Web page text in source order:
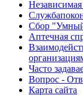
Независимая
Сбор
Аптечная
Часто
Вопрос -
Карта сайта